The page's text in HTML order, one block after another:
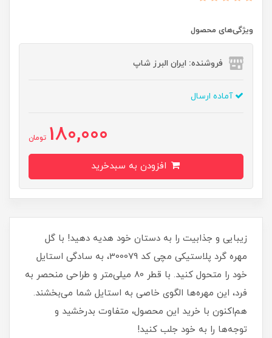
ویژگی‌های محصول
فروشنده: ایران البرز شاپ
آماده ارسال
180,000 تومان
زیبایی و جذابیت را به دستان خود هدیه دهید! با گل
مهره گرد پلاستیکی مچی کد 300079، به سادگی استایل
خود را متحول کنید. با قطر 80 میلی‌متر و طراحی منحصر به
فرد، این مهره‌ها الگوی خاصی به استایل شما می‌بخشند.
هم‌اکنون با خرید این محصول، متفاوت بدرخشید و
توجه‌ها را به خود جلب کنید!